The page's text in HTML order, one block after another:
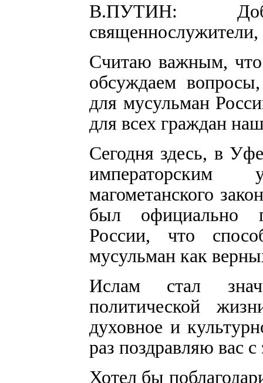
В.ПУТИН:
Считаю важным, что
обсуждаем
для мусульман
для всех граждан
Сегодня здесь, в
императорским
магометанского
был официально
России, что
мусульман как
Ислам стал
политической
духовное и
раз поздравляю вас
Хотел бы